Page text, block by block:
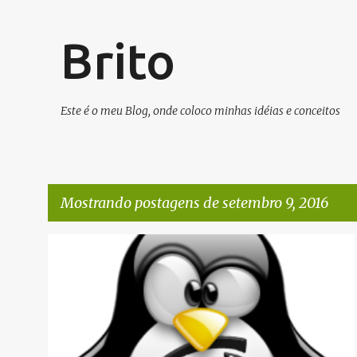
Brito
Este é o meu Blog, onde coloco minhas idéias e conceitos
Mostrando postagens de setembro 9, 2016